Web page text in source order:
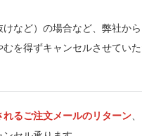
など）の場合など、弊社か
を得ずキャンセルさせていた
るご注文メールのリターン